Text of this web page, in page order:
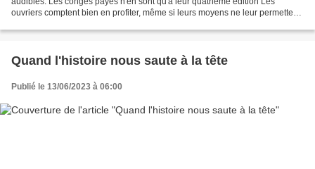
ouvriers comptent bien en profiter, même si leurs moyens ne leur permettent
Quand l'histoire nous saute à la tête
Publié le 13/06/2023 à 06:00